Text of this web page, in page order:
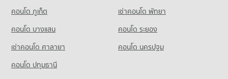
คอนโด ภูเก็ต
เช่าคอนโด พัทยา
คอนโด บางแสน
คอนโด ระยอง
เช่าคอนโด ศาลายา
คอนโด นครปฐม
คอนโด ปทุมธานี